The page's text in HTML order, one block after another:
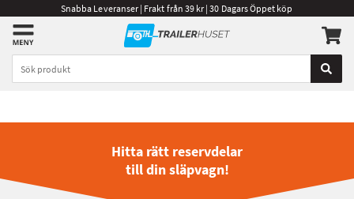
Snabba Leveranser | Frakt från 39 kr | 30 Dagars Öppet köp
Hitta rätt reservdelar
till din släpvagn!